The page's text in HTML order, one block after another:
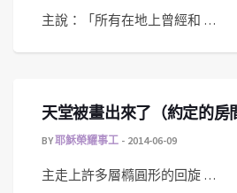
主說：「所有在地上曾經和 …
天堂被畫出來了（約定的房
BY耶穌榮耀事工 2014-06-09
主走上許多層橢圓形的回旋 …